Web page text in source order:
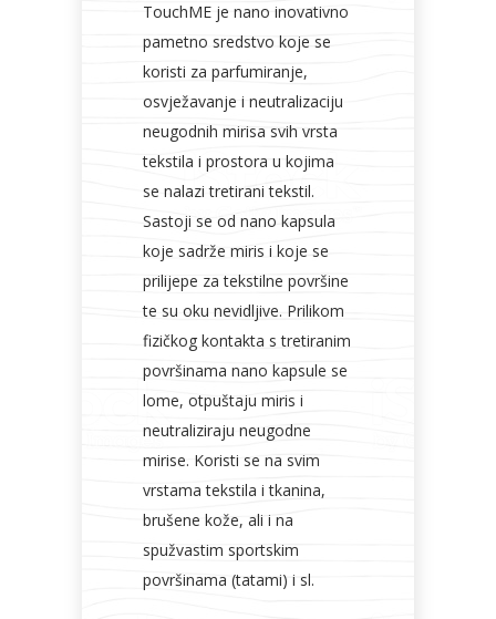
TouchME je nano inovativno
pametno sredstvo koje se
koristi za parfumiranje,
osvježavanje i neutralizaciju
neugodnih mirisa svih vrsta
tekstila i prostora u kojima
se nalazi tretirani tekstil.
Sastoji se od nano kapsula
koje sadrže miris i koje se
prilijepe za tekstilne površine
te su oku nevidljive. Prilikom
fizičkog kontakta s tretiranim
površinama nano kapsule se
lome, otpuštaju miris i
neutraliziraju neugodne
mirise. Koristi se na svim
vrstama tekstila i tkanina,
brušene kože, ali i na
spužvastim sportskim
površinama (tatami) i sl.